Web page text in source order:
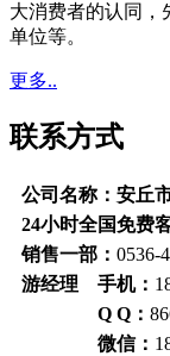
大消费者的认同，
单位等。
更多..
联系方式
公司名称：安丘
24小时全国免费
销售一部： 0536-
游经理 手机：
Q Q：
微信：